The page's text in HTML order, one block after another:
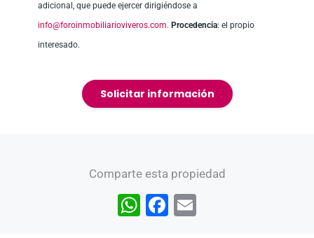
adicional, que puede ejercer dirigiéndose a
info@foroinmobiliarioviveros.com. Procedencia: el propio
interesado.
Solicitar información
Comparte esta propiedad
W F